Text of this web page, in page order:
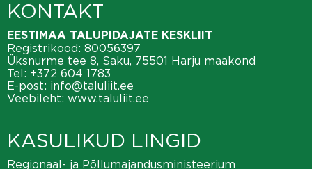
KONTAKT
EESTIMAA TALUPIDAJATE KESKLIIT
Registrikood: 80056397
Üksnurme tee 8, Saku, 75501 Harju maakond
Tel: +372 604 1783
E-post: info@taluliit.ee
Veebileht: www.taluliit.ee
KASULIKUD LINGID
Regionaal- ja Põllumajandusministeerium